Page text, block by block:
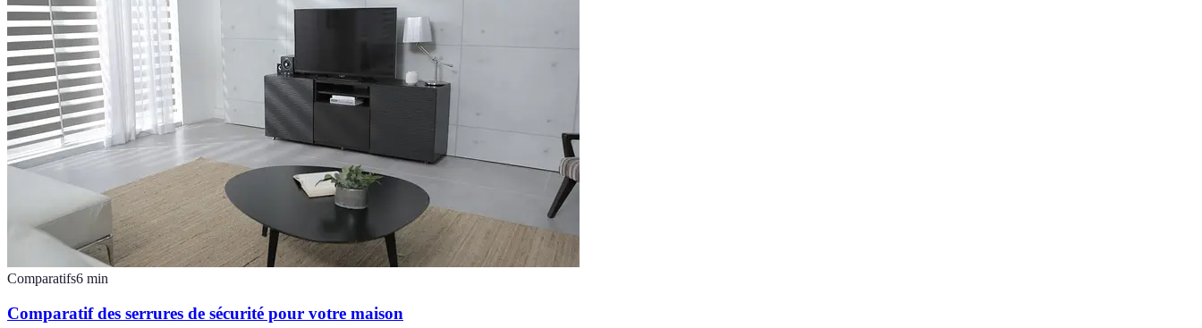
Comparatifs6 min
Comparatif des serrures de sécurité pour votre maison